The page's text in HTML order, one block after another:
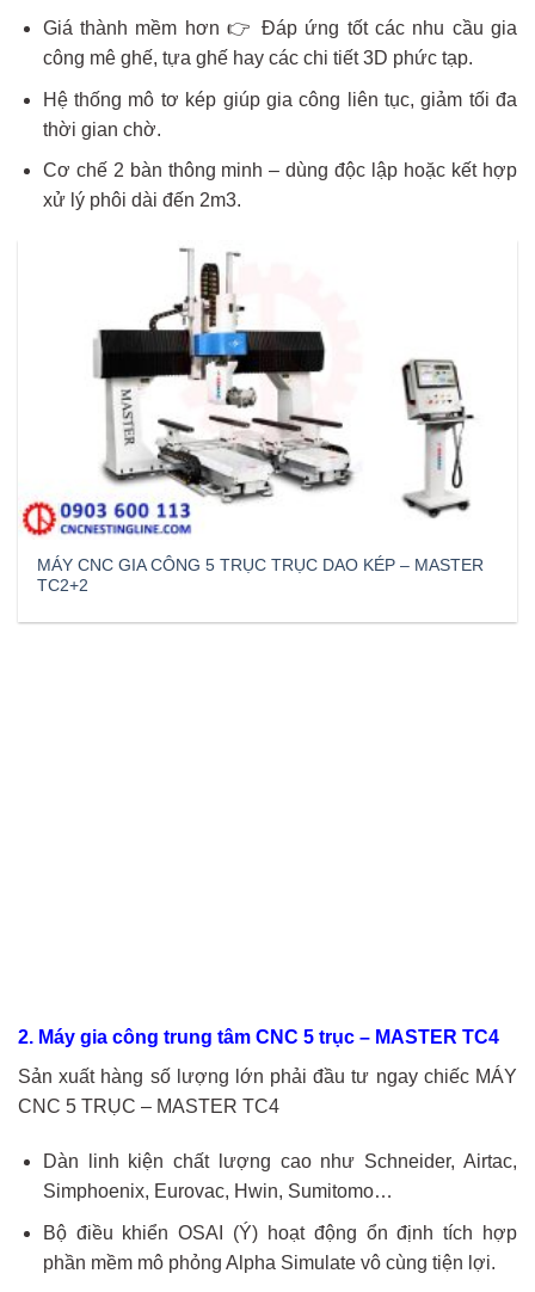
Giá thành mềm hơn 👉 Đáp ứng tốt các nhu cầu gia
công mê ghế, tựa ghế hay các chi tiết 3D phức tạp.
Hệ thống mô tơ kép giúp gia công liên tục, giảm tối đa
thời gian chờ.
Cơ chế 2 bàn thông minh – dùng độc lập hoặc kết hợp
xử lý phôi dài đến 2m3.
MÁY CNC GIA CÔNG 5 TRỤC TRỤC DAO KÉP – MASTER
TC2+2
2. Máy gia công trung tâm CNC 5 trục – MASTER TC4
Sản xuất hàng số lượng lớn phải đầu tư ngay chiếc MÁY
CNC 5 TRỤC – MASTER TC4
Dàn linh kiện chất lượng cao như Schneider, Airtac,
Simphoenix, Eurovac, Hwin, Sumitomo…
Bộ điều khiển OSAI (Ý) hoạt động ổn định tích hợp
phần mềm mô phỏng Alpha Simulate vô cùng tiện lợi.